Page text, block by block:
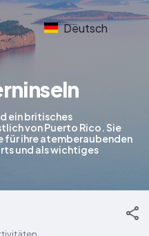
Deutsch
ein britisches
von Puerto Rico. Sie
für ihre atemberaubenden
und als wichtiges